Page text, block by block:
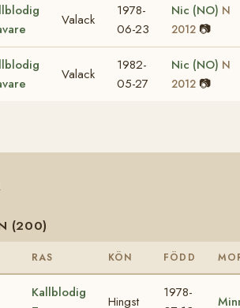
Valack
1978-
06-23
Nic (NO) N
2012 📷
Valack
1982-
05-27
Nic (NO) N
2012 📷
(200)
RAS KÖN FÖDD
Kallblodig
Hingst
1978-